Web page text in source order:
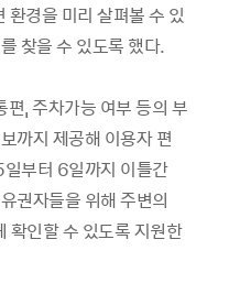
환경을 미리 살펴볼 수 있
찾을 수 있도록 했다.
, 주차가능 여부 등의 부
까지 제공해 이용자 편
부터 6일까지 이틀간
권자들을 위해 주변의
확인할 수 있도록 지원한